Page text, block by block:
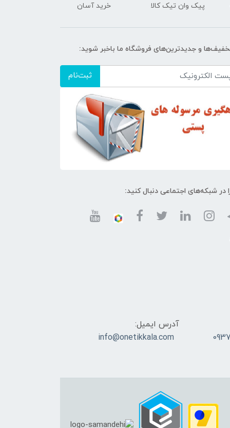
پیک وان تیک کالا خرید آسان
و جدیدترین‌های فروشگاه ما باخبر شوید:
ثبت‌نام
در شبکه‌های اجتماعی دنبال کنید:
آدرس ایمیل:
info@onetikkala.com